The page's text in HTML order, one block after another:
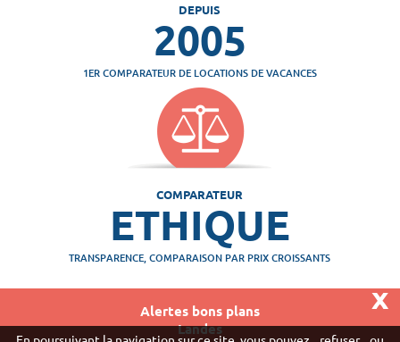
Alertes bons plans
Landes
x
DEPUIS
2005
1ER COMPARATEUR DE LOCATIONS DE VACANCES
COMPARATEUR
ETHIQUE
TRANSPARENCE, COMPARAISON PAR PRIX CROISSANTS
Vivaweb SARL - RCS Créteil n°790 591 572